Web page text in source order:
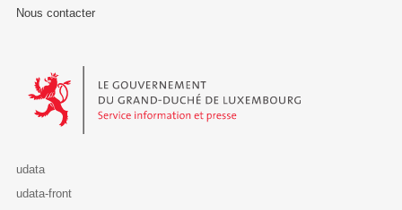
Nous contacter
Le Gouvernement du Grand-Duché de Luxembourg - Service
udata
udata-front